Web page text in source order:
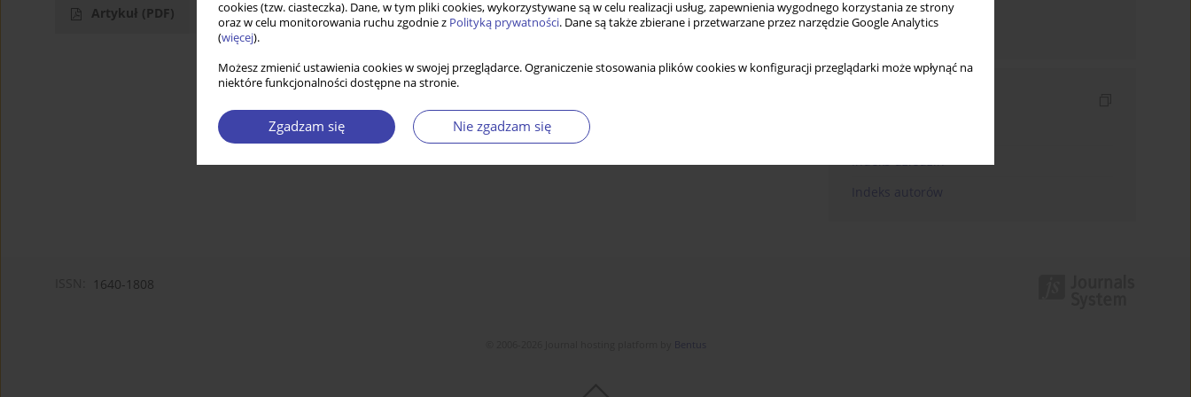
cookies (tzw. ciasteczka). Dane, w tym pliki cookies, wykorzystywane są w celu realizacji usług, zapewnienia wygodnego korzystania ze strony
oraz w celu monitorowania ruchu zgodnie z Polityką prywatności. Dane są także zbierane i przetwarzane przez narzędzie Google Analytics
(więcej).
Możesz zmienić ustawienia cookies w swojej przeglądarce. Ograniczenie stosowania plików cookies w konfiguracji przeglądarki może wpłynąć na
niektóre funkcjonalności dostępne na stronie.
Zgadzam się Nie zgadzam się
Artykuł (PDF)
Wyślij mailem
Indeks dziedzin
Indeks autorów
1640-1808
Bentus